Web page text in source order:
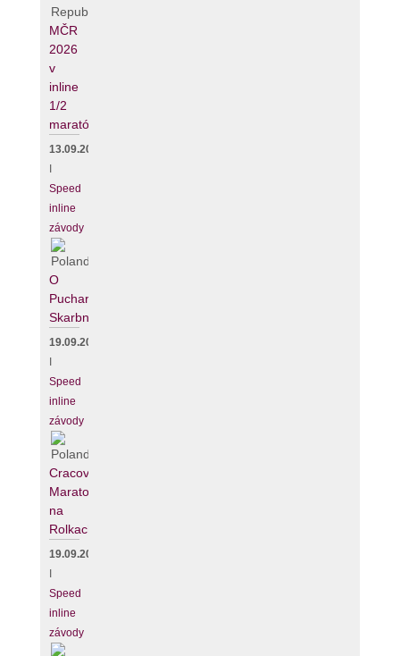
MČR
2026
v
inline
1/2
maratónu
13.09.2026
Speed
inline
závody
O
Puchar
Skarbnika
19.09.2026
Speed
inline
závody
Cracovia
Maraton
na
Rolkach
19.09.2026
Speed
inline
závody